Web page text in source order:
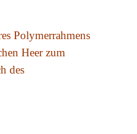
Polymerrahmens
Heer zum
des